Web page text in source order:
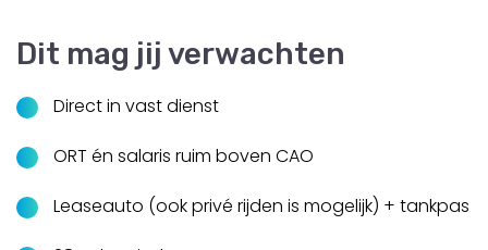
Dit mag jij verwachten
Direct in vast dienst
ORT én salaris ruim boven CAO
Leaseauto (ook privé rijden is mogelijk) + tankpas